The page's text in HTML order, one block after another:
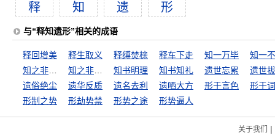
释 知 遗 形
与“释知遗形”相关的成语
释回增美 释生取义 释缚焚榇 释车下走
知一万毕
知书明理 知书知礼 遗世忘累
遗世
遗俗绝尘
遗华反质 遗名去利 遗哂大方 形于言色
形于
形制之势
形劫势禁 形势之途 形势逼人
关于我们 |